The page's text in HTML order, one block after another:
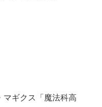
マギクス「魔法科高